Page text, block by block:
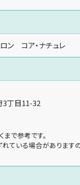
ン コア・ナチュレ
3丁目11-32
で参考です。
ている場合があります